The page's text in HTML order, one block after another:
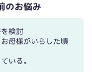
のお悩み
検討
母様がいらした頃
いる。